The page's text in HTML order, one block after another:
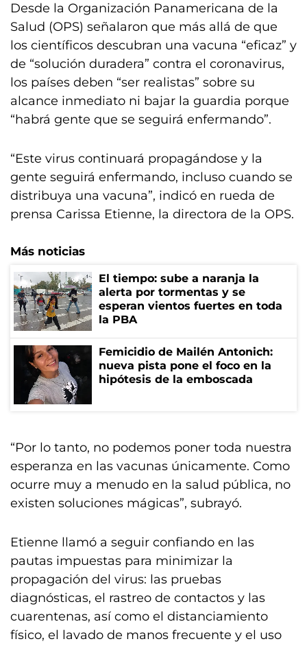
Desde la Organización Panamericana de la
Salud (OPS) señalaron que más allá de que
los científicos descubran una vacuna “eficaz” y
de “solución duradera” contra el coronavirus,
los países deben “ser realistas” sobre su
alcance inmediato ni bajar la guardia porque
“habrá gente que se seguirá enfermando”.
“Este virus continuará propagándose y la
gente seguirá enfermando, incluso cuando se
distribuya una vacuna”, indicó en rueda de
prensa Carissa Etienne, la directora de la OPS.
Más noticias
El tiempo: sube a naranja la
alerta por tormentas y se
esperan vientos fuertes en toda
la PBA
Femicidio de Mailén Antonich:
nueva pista pone el foco en la
hipótesis de la emboscada
“Por lo tanto, no podemos poner toda nuestra
esperanza en las vacunas únicamente. Como
ocurre muy a menudo en la salud pública, no
existen soluciones mágicas”, subrayó.
Etienne llamó a seguir confiando en las
pautas impuestas para minimizar la
propagación del virus: las pruebas
diagnósticas, el rastreo de contactos y las
cuarentenas, así como el distanciamiento
físico, el lavado de manos frecuente y el uso